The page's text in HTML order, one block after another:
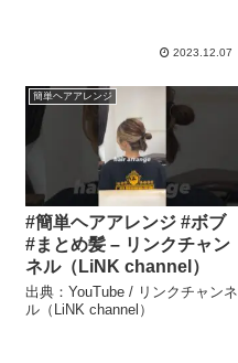
2023.12.07
簡単ヘアアレンジ
#簡単ヘアアレンジ #ボブ
#まとめ髪 – リンクチャン
ネル（LiNK channel）
出典：YouTube / リンクチャンネ
ル（LiNK channel）